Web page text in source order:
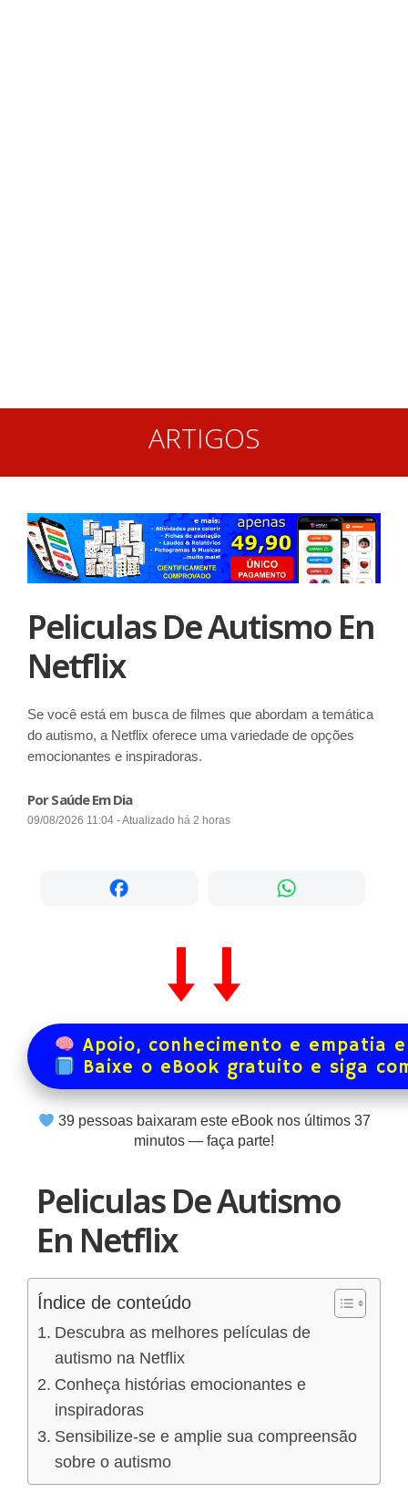
ARTIGOS
Peliculas De Autismo En
Netflix
Se você está em busca de filmes que abordam a temática
do autismo, a Netflix oferece uma variedade de opções
emocionantes e inspiradoras.
Por Saúde Em Dia
09/08/2026 11:04 - Atualizado há 2 horas
Apoio, conhecimento e empatia
Baixe o eBook gratuito e siga
39pessoas baixaram este eBook nos últimos 37
minutos — faça parte!
Peliculas De Autismo
En Netflix
Índice de conteúdo
Descubra as melhores películas de
autismo na Netflix
Conheça histórias emocionantes e
inspiradoras
Sensibilize-se e amplie sua compreensão
sobre o autismo